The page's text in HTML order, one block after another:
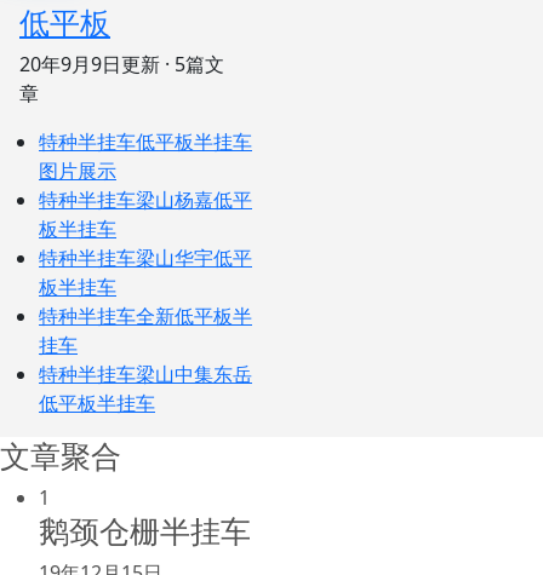
低平板
20年9月9日更新 · 5篇文
章
特种半挂车低平板半挂车
图片展示
特种半挂车梁山杨嘉低平
板半挂车
特种半挂车梁山华宇低平
板半挂车
特种半挂车全新低平板半
挂车
特种半挂车梁山中集东岳
低平板半挂车
文章聚合
1
鹅颈仓栅半挂车